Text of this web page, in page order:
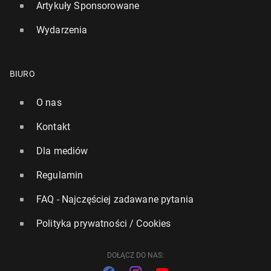
ny
Artykuły Sponsorowane
Wydarzenia
BIURO
O nas
Kontakt
Dla mediów
Regulamin
FAQ - Najczęściej zadawane pytania
Polityka prywatności / Cookies
DOŁĄCZ DO NAS: